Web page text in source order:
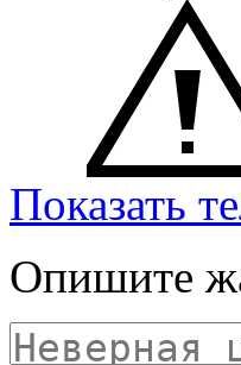
Показать
Опишите